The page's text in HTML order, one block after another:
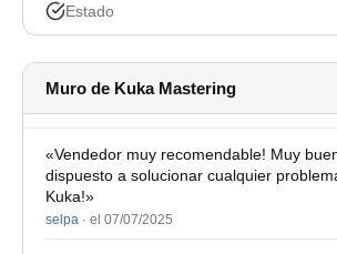
Estado
Muro de Kuka Mastering
«Vendedor muy recomendable! Muy
dispuesto a solucionar cualquier
Kuka!»
selpa · el 07/07/2025